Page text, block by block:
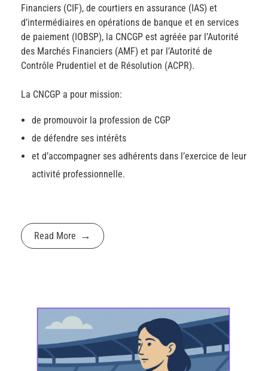
Financiers (CIF), de courtiers en assurance (IAS) et
d’intermédiaires en opérations de banque et en services
de paiement (IOBSP), la CNCGP est agréée par l’Autorité
des Marchés Financiers (AMF) et par l’Autorité de
Contrôle Prudentiel et de Résolution (ACPR).
La CNCGP a pour mission:
de promouvoir la profession de CGP
de défendre ses intérêts
et d’accompagner ses adhérents dans l’exercice de leur
activité professionnelle.
Read More